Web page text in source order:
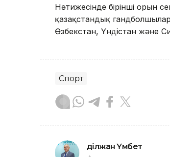
Нәтижесінде бірінші орын
қазақстандық гандболшылар
Өзбекстан, Үндістан және
Спорт
Әділжан Үмбет